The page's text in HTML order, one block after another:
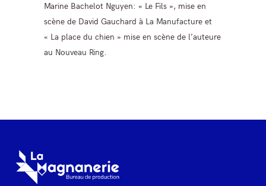
Marine Bachelot Nguyen: « Le Fils », mise en
scène de David Gauchard à La Manufacture et
« La place du chien » mise en scène de l’auteure
au Nouveau Ring.